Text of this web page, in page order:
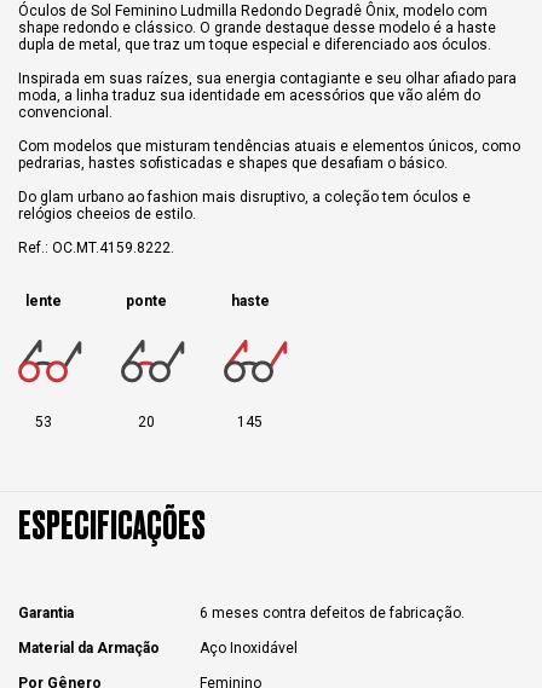
Óculos de Sol Feminino Ludmilla Redondo Degradê Ônix, modelo com
shape redondo e clássico. O grande destaque desse modelo é a haste
dupla de metal, que traz um toque especial e diferenciado aos óculos.
Inspirada em suas raízes, sua energia contagiante e seu olhar afiado para
moda, a linha traduz sua identidade em acessórios que vão além do
convencional.
Com modelos que misturam tendências atuais e elementos únicos, como
pedrarias, hastes sofisticadas e shapes que desafiam o básico.
Do glam urbano ao fashion mais disruptivo, a coleção tem óculos e
relógios cheeios de estilo.
Ref.: OC.MT.4159.8222.
lente
53
ponte
20
haste
145
ESPECIFICAÇÕES
Garantia 6 meses contra defeitos de fabricação.
Material da Armação Aço Inoxidável
Por Gênero Feminino